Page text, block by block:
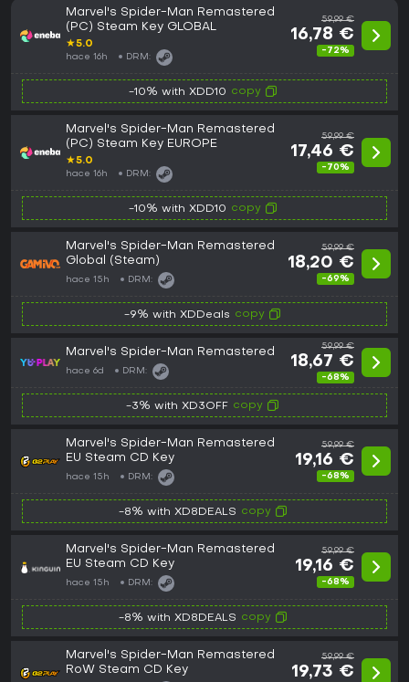
Marvel's Spider-Man Remastered
(PC) Steam Key GLOBAL
★5.0
hace 16h DRM:
59,99 €
16,78 €
-72%
-10% with XDD10 copy
Marvel's Spider-Man Remastered
(PC) Steam Key EUROPE
★5.0
hace 16h DRM:
59,99 €
17,46 €
-70%
-10% with XDD10 copy
Marvel's Spider-Man Remastered
Global (Steam)
hace 15h DRM:
59,99 €
18,20 €
-69%
-9% with XDDeals copy
Marvel's Spider-Man Remastered
hace 6d DRM:
59,99 €
18,67 €
-68%
-3% with XD3OFF copy
Marvel's Spider-Man Remastered
EU Steam CD Key
hace 15h DRM:
59,99 €
19,16 €
-68%
-8% with XD8DEALS copy
Marvel's Spider-Man Remastered
EU Steam CD Key
hace 15h DRM:
59,99 €
19,16 €
-68%
-8% with XD8DEALS copy
Marvel's Spider-Man Remastered
RoW Steam CD Key
59,99 €
19,73 €